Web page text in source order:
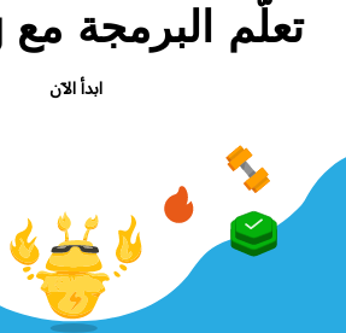
تعلّم البرمجة مع Coddy
ابدأ الآن